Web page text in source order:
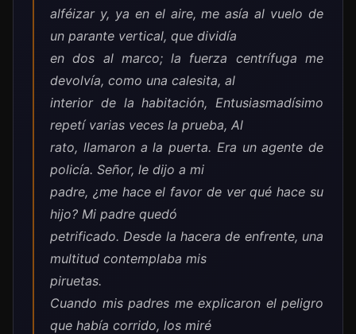
alféizar y, ya en el aire, me asía al vuelo de
un parante vertical, que dividía
en dos al marco; la fuerza centrífuga me
devolvía, como una calesita, al
interior de la habitación, Entusiasmadísimo
repetí varias veces la prueba, Al
rato, llamaron a la puerta. Era un agente de
policía. Señor, le dijo a mi
padre, ¿me hace el favor de ver qué hace su
hijo? Mi padre quedó
petrificado. Desde la hacera de enfrente, una
multitud contemplaba mis
piruetas.
Cuando mis padres me explicaron el peligro
que había corrido, los miré